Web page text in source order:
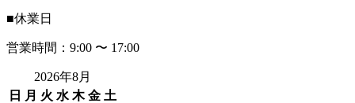
■休業日
営業時間：9:00 〜 17:00
2026年8月
日
月 火 水 木 金 土